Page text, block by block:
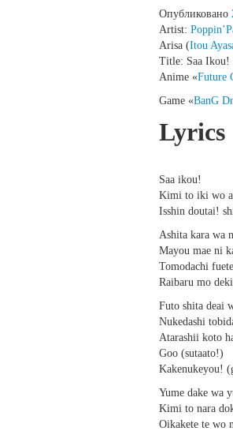
Опубликовано
Artist:
Arisa (Itou
Title: Saa Ikou!
Anime «Future
Game «BanG
Lyrics
Saa ikou!
Kimi to iki wo
Isshin doutai!
Ashita kara wa
Mayou mae ni
Tomodachi fuete
Raibaru mo
Futo shita deai
Nukedashi
Atarashii koto
Goo (sutaato!)
Kakenukeyou!
Yume dake wa
Kimi to nara
Oikakete te wo